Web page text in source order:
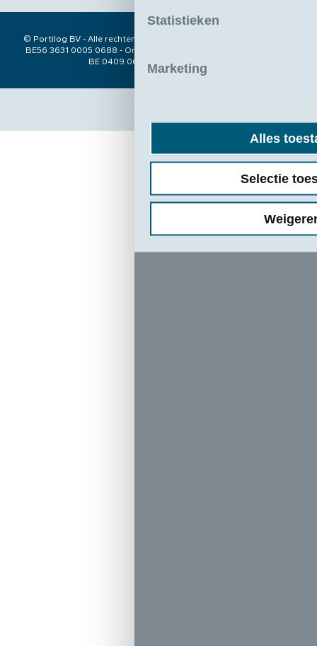
Statistieken
Marketing
Alles
Selectie
© Portilog BV - Alle rechten voorbehouden - Rekeningnummer ING
BE56 3631 0005 0688 - Ondernemingsnr. 0409.063.153 - BTW nr.:
BE 0409.063.153 - RPR Antwerpen